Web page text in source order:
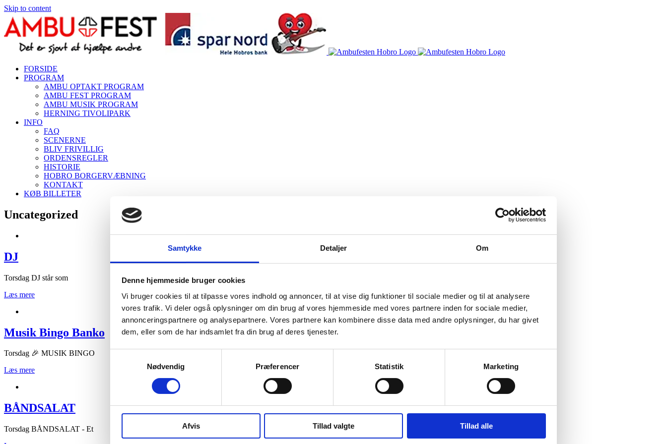
Samtykke Detaljer Om
Denne hjemmeside bruger cookies
Vi bruger cookies til at tilpasse vores indhold og annoncer, til at vise dig funktioner til sociale medier og til at analysere
vores trafik. Vi deler også oplysninger om din brug af vores hjemmeside med vores partnere inden for sociale medier,
annonceringspartnere og analysepartnere. Vores partnere kan kombinere disse data med andre oplysninger, du har givet
dem, eller som de har indsamlet fra din brug af deres tjenester.
Nødvendig
Præferencer Statistik Marketing
Afvis Tillad valgte Tillad alle
Skip to content
FORSIDE
PROGRAM
AMBU OPTAKT PROGRAM
AMBU FEST PROGRAM
AMBU MUSIK PROGRAM
HERNING TIVOLIPARK
INFO
FAQ
SCENERNE
BLIV FRIVILLIG
ORDENSREGLER
HISTORIE
HOBRO BORGERVÆBNING
KONTAKT
KØB BILLETER
Uncategorized
DJ
Torsdag DJ står som
Læs mere
Musik Bingo Banko
Torsdag 🎉 MUSIK BINGO
Læs mere
BÅNDSALAT
Torsdag BÅNDSALAT - Et